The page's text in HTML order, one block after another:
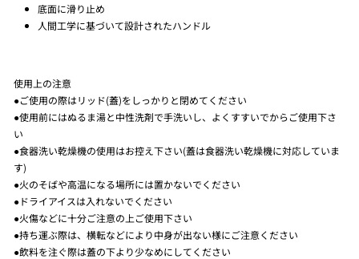
底面に滑り止め
人間工学に基づいて設計されたハンドル
使用上の注意
●ご使用の際はリッド(蓋)をしっかりと閉めてください
●使用前にはぬるま湯と中性洗剤で手洗いし、よくすすいでからご使用下さ
い
●食器洗い乾燥機の使用はお控え下さい(蓋は食器洗い乾燥機に対応していま
す)
●火のそばや高温になる場所には置かないでください
●ドライアイスは入れないでください
●火傷などに十分ご注意の上ご使用下さい
●持ち運ぶ際は、横転などにより中身が出ない様にご注意ください
●飲料を注ぐ際は蓋の下より少なめにしてください